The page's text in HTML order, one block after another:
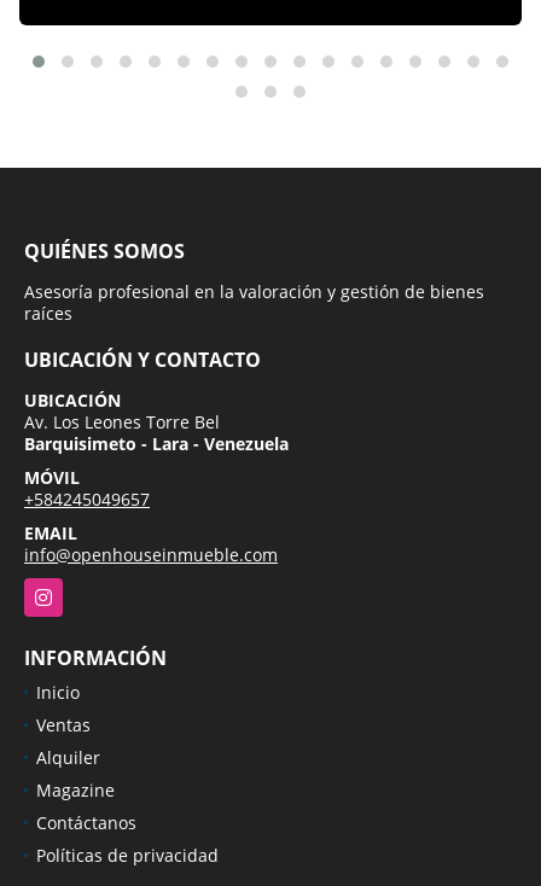
QUIÉNES SOMOS
Asesoría profesional en la valoración y gestión de bienes
raíces
UBICACIÓN Y CONTACTO
UBICACIÓN
Av. Los Leones Torre Bel
Barquisimeto - Lara - Venezuela
MÓVIL
+584245049657
EMAIL
info@openhouseinmueble.com
Instagram
INFORMACIÓN
Inicio
Ventas
Alquiler
Magazine
Contáctanos
Políticas de privacidad